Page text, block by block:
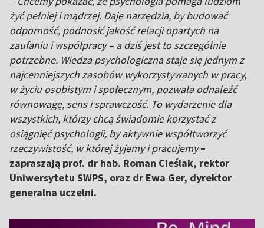
żyć pełniej i mądrzej. Daje narzędzia, by budować
odporność, podnosić jakość relacji opartych na
zaufaniu i współpracy – a dziś jest to szczególnie
potrzebne. Wiedza psychologiczna staje się jednym z
najcenniejszych zasobów wykorzystywanych w pracy,
w życiu osobistym i społecznym, pozwala odnaleźć
równowagę, sens i sprawczość. To wydarzenie dla
wszystkich, którzy chcą świadomie korzystać z
osiągnięć psychologii, by aktywnie współtworzyć
rzeczywistość, w której żyjemy i pracujemy –
zapraszają prof. dr hab. Roman Cieślak, rektor
Uniwersytetu SWPS, oraz dr Ewa Ger, dyrektor
generalna uczelni.